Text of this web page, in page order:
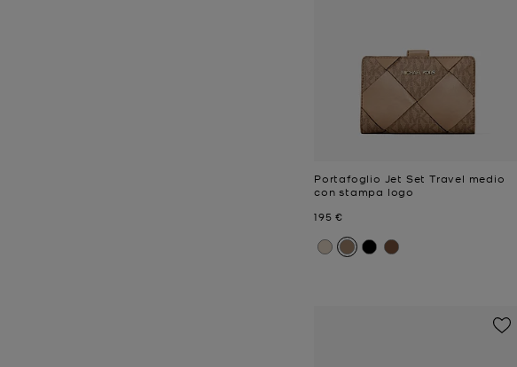
Portafoglio Jet Set Travel medio
con stampa logo
Prezzo attuale
195 €